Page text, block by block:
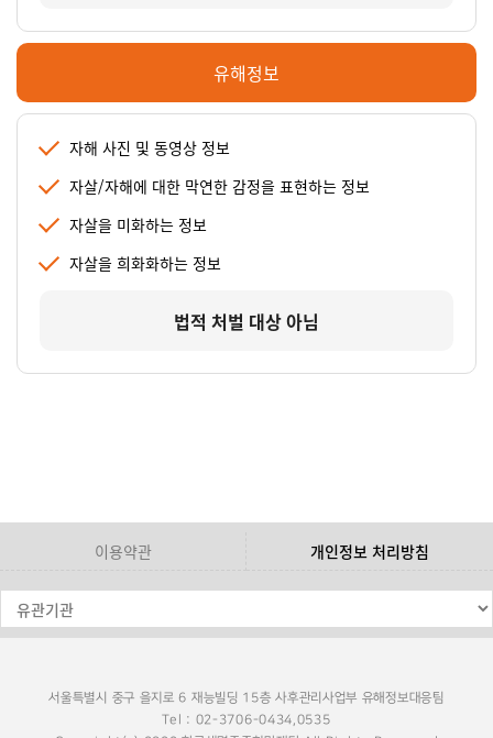
유해정보
자해 사진 및 동영상 정보
자살/자해에 대한 막연한 감정을 표현하는 정보
자살을 미화하는 정보
자살을 희화화하는 정보
법적 처벌 대상 아님
이용약관 개인정보 처리방침
서울특별시 중구 을지로 6 재능빌딩 15층 사후관리사업부 유해정보대응팀
Tel : 02-3706-0434,0535